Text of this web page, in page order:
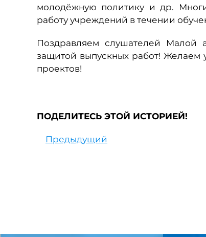
молодёжную политику и др.
работу учреждений в течении
Поздравляем слушателей Малой
защитой выпускных работ!
проектов!
ПОДЕЛИТЕСЬ ЭТОЙ ИСТОРИЕЙ!
Предыдущий